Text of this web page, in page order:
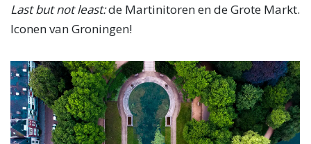
Last but not least:de Martinitoren en de Grote Markt.
Iconen van Groningen!